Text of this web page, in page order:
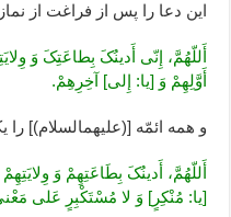
این دعا را پس از فراغت از
أَللّهُمَّ، إِنّى أَدینُکَ بِطاعَتِکَ وَ
أَوَّلِهِمْ وَ [یا: إِلى‏] آخِرِهِمْ.
و همه ائمّه [(علیهم‏السلام)]
أَللّهُمَّ، أَدینُکَ بِطَاعَتِهِمْ وَ
[یا: مُنْکِرٍ] وَ لا مُسْتَکْبِرٍ عَلى